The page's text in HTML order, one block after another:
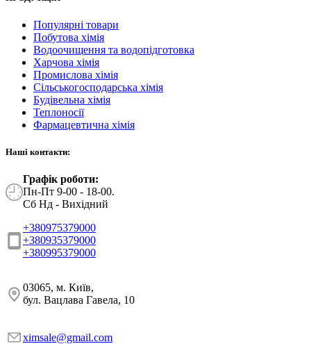
Популярні товари
Побутова хімія
Водоочищення та водопідготовка
Харчова хімія
Промислова хімія
Сільськогосподарська хімія
Будівельна хімія
Теплоносії
Фармацевтична хімія
Наші контакти:
Графік роботи:
Пн-Пт 9-00 - 18-00.
Сб Нд - Вихідний
+380975379000
+380935379000
+380995379000
03065, м. Київ,
бул. Вацлава Гавела, 10
ximsale@gmail.com